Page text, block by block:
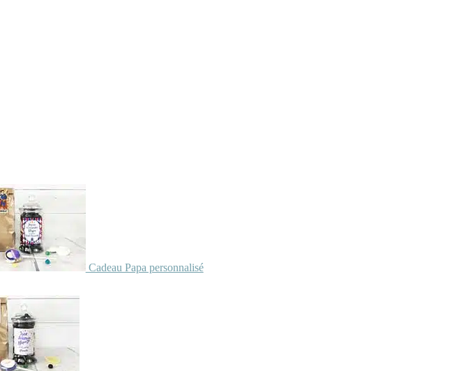
Cadeau Papa personnalisé